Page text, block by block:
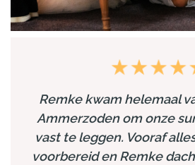
Remke kwam helemaal
Ammerzoden om onze
vast te leggen. Vooraf
voorbereid en Remke